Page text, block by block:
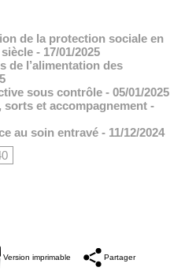
de la protection sociale en
- 17/01/2025
de l’alimentation des
sous contrôle - 05/01/2025
et accompagnement -
au soin entravé - 11/12/2024
Version imprimable Partager